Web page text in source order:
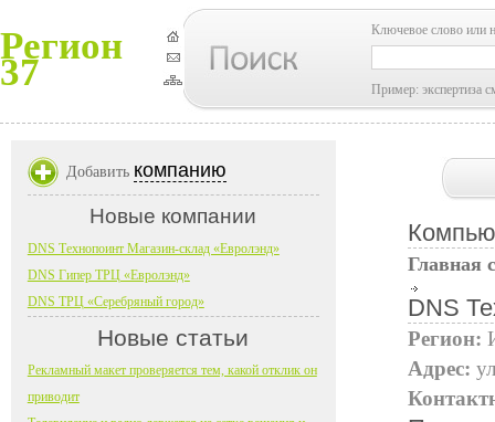
Регион
37
Ключевое слово или
Пример: экспертиза
Главная
DNS
Регион:
Адрес:
Добавить компанию
Новые компании
DNS Технопоинт Магазин-склад «Евролэнд»
DNS Гипер ТРЦ «Евролэнд»
DNS ТРЦ «Серебряный город»
Новые статьи
Рекламный макет проверяется тем, какой отклик он
приводит